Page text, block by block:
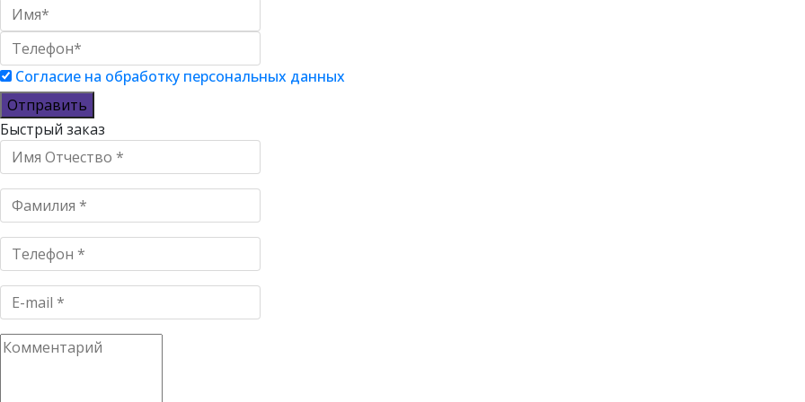
Согласие на обработку персональных данных
Отправить
Быстрый заказ